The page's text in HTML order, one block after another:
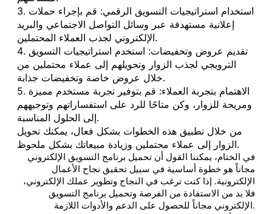
3. استخدام استراتيجيات التسويق الرقمي: قم بإجراء حملات
إعلانية مستهدفة عبر وسائل التواصل الاجتماعي والبريد
الإلكتروني لجذب العملاء المحتملين.
4. تقديم عروض وتخفيضات: استخدم استراتيجيات التسويق
الترويجي لجذب الزوار وتحويلهم إلى عملاء محتملين من
خلال عروض خاصة وتخفيضات جذابة.
5. الاهتمام بتجربة العملاء: قم بتوفير تجربة مستخدم مميزة
ومريحة للزوار، وكن متاحًا للرد على استفساراتهم وتوجيههم
إلى الحلول المناسبة.
من خلال تطبيق هذه الخطوات بشكل فعال، يمكنك تحويل
الزوار إلى عملاء محتملين وزيادة مبيعاتك بشكل ملحوظ.
في الختام، يمكننا القول أن تحميل برنامج التسويق الإلكتروني
مجاناً هو خطوة أساسية في سبيل تحقيق نجاح الأعمال
الإلكترونية. إذا كنت ترغب في النجاح وتطوير عملك الإلكتروني،
فلا بد من الاستفادة من الفرصة وتحميل برنامج التسويق
الإلكتروني مجاناً للحصول على الدعم والأدوات اللازمة.